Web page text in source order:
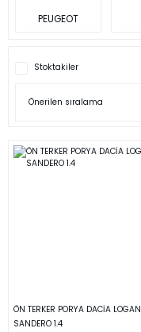
PEUGEOT
Stoktakiler
ÖN TERKER PORYA DACİA LOGAN
SANDERO 1.4